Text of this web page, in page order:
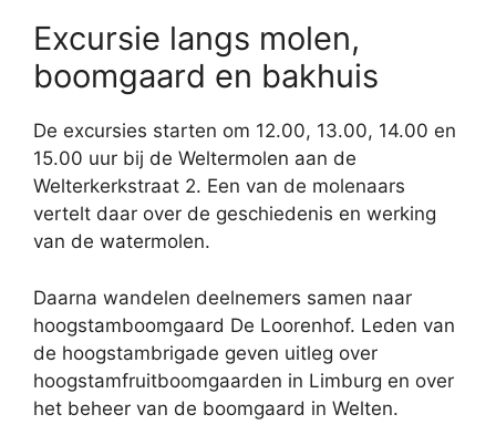
Excursie langs molen,
boomgaard en bakhuis
De excursies starten om 12.00, 13.00, 14.00 en
15.00 uur bij de Weltermolen aan de
Welterkerkstraat 2. Een van de molenaars
vertelt daar over de geschiedenis en werking
van de watermolen.
Daarna wandelen deelnemers samen naar
hoogstamboomgaard De Loorenhof. Leden van
de hoogstambrigade geven uitleg over
hoogstamfruitboomgaarden in Limburg en over
het beheer van de boomgaard in Welten.